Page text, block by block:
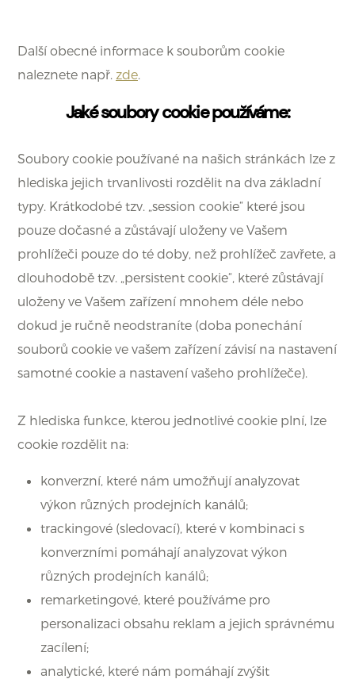
Další obecné informace k souborům cookie
naleznete např. zde.
Jaké soubory cookie používáme:
Soubory cookie používané na našich stránkách lze z
hlediska jejich trvanlivosti rozdělit na dva základní
typy. Krátkodobé tzv. „session cookie“ které jsou
pouze dočasné a zůstávají uloženy ve Vašem
prohlížeči pouze do té doby, než prohlížeč zavřete, a
dlouhodobě tzv. „persistent cookie“, které zůstávají
uloženy ve Vašem zařízení mnohem déle nebo
dokud je ručně neodstraníte (doba ponechání
souborů cookie ve vašem zařízení závisí na nastavení
samotné cookie a nastavení vašeho prohlížeče).
Z hlediska funkce, kterou jednotlivé cookie plní, lze
cookie rozdělit na:
konverzní, které nám umožňují analyzovat
výkon různých prodejních kanálů;
trackingové (sledovací), které v kombinaci s
konverzními pomáhají analyzovat výkon
různých prodejních kanálů;
remarketingové, které používáme pro
personalizaci obsahu reklam a jejich správnému
zacílení;
analytické, které nám pomáhají zvýšit